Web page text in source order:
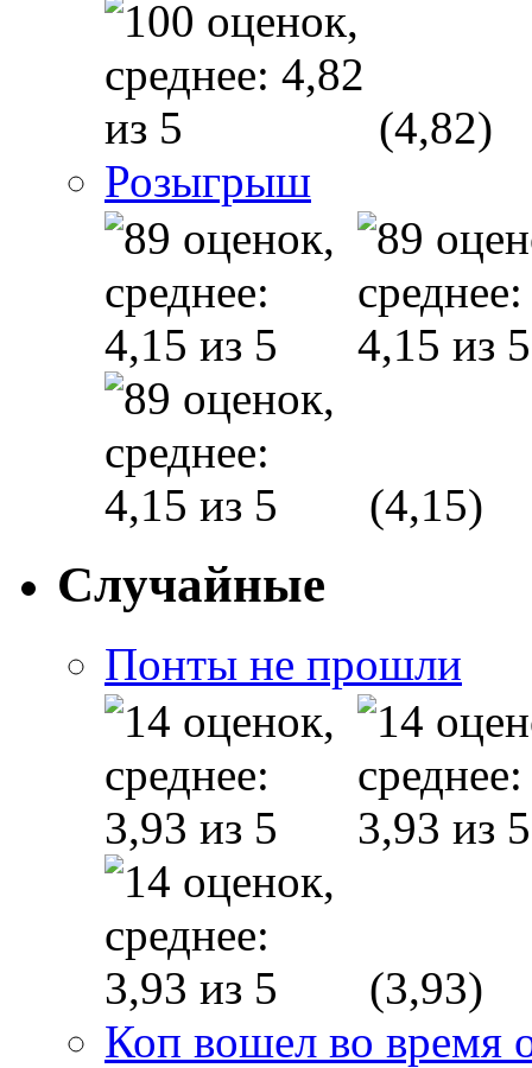
(4,82)
Розыгрыш
(4,15)
Случайные
Понты не прошли
(3,93)
Коп вошел во время